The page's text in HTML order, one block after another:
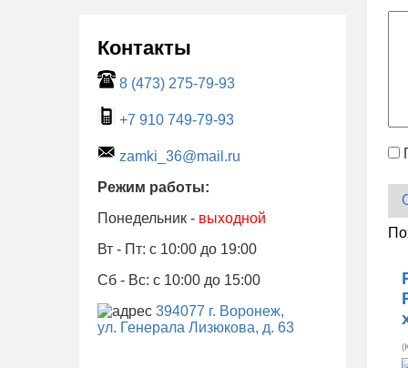
Контакты
8 (473) 275-79-93
+7 910 749-79-93
zamki_36@mail.ru
Режим работы:
Понедельник - выходной
Вт - Пт: с 10:00 до 19:00
Сб - Вс: с 10:00 до 15:00
394077 г. Воронеж,
ул. Генерала Лизюкова, д. 63